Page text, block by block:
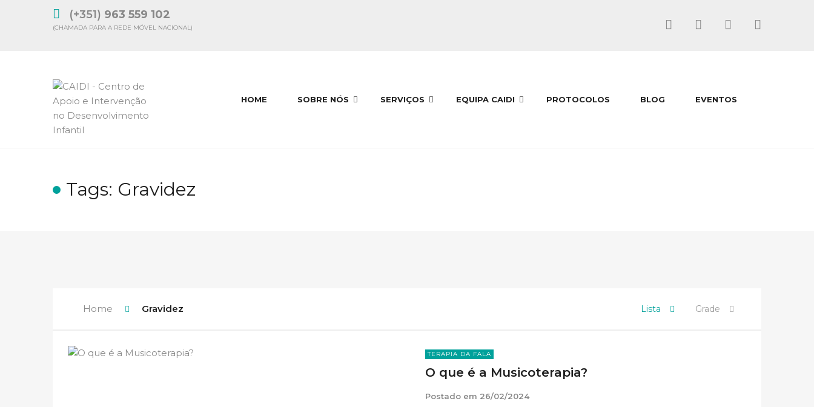
(+351) 963 559 102
(CHAMADA PARA A REDE MÓVEL NACIONAL)
HOME SOBRE NÓS SERVIÇOS EQUIPA CAIDI PROTOCOLOS BLOG EVENTOS
Tags: Gravidez
Home Gravidez Lista Grade
TERAPIA DA FALA
O que é a Musicoterapia?
Postado em 26/02/2024